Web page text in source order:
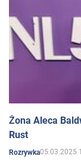
Żona Aleca
Rust
Rozrywka05.03.2025